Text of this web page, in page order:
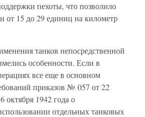
пехоты, что позволило
от 15 до 29 единиц на километр
танков непосредственной
особенности. Если в
все еще в основном
приказов № 057 от 22
октября 1942 года о
отдельных танковых